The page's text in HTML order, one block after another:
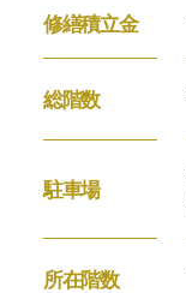
修繕積立金
総階数
駐車場
所在階数